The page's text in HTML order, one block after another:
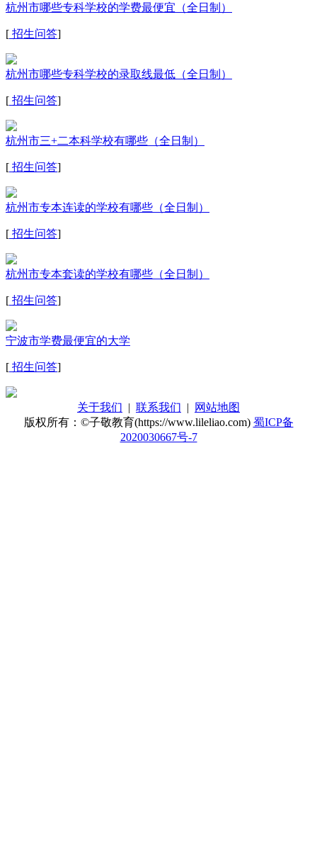
杭州市哪些专科学校的学费最便宜（全日制）
[ 招生问答]
杭州市哪些专科学校的录取线最低（全日制）
[ 招生问答]
杭州市三+二本科学校有哪些（全日制）
[ 招生问答]
杭州市专本连读的学校有哪些（全日制）
[ 招生问答]
杭州市专本套读的学校有哪些（全日制）
[ 招生问答]
宁波市学费最便宜的大学
[ 招生问答]
关于我们 | 联系我们 |
网站地图
版权所有：©子敬教育(https://www.lileliao.com) 蜀ICP备
2020030667号-7